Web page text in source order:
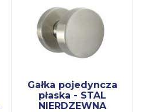
Gałka pojedyncza
płaska - STAL
NIERDZEWNA